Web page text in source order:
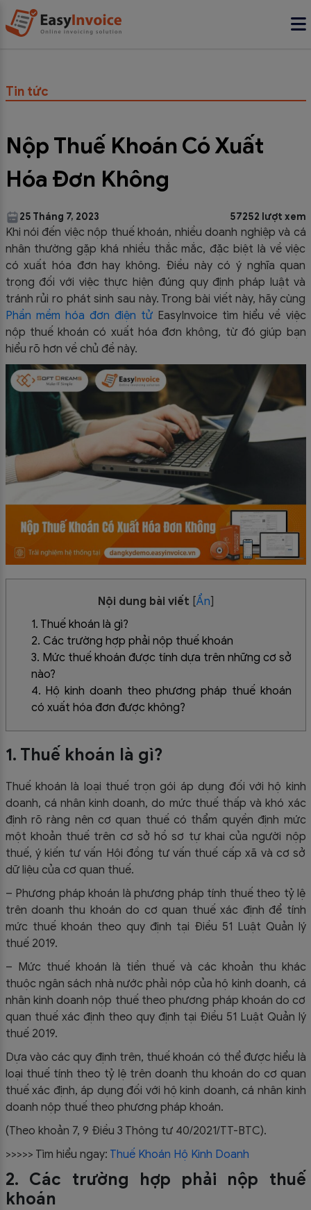
Tin tức
Nộp Thuế Khoán Có Xuất
Hóa Đơn Không
25 Tháng 7, 2023 57252 lượt xem
Khi nói đến việc nộp thuế khoán, nhiều doanh nghiệp và cá
nhân thường gặp khá nhiều thắc mắc, đặc biệt là về việc
có xuất hóa đơn hay không. Điều này có ý nghĩa quan
trọng đối với việc thực hiện đúng quy định pháp luật và
tránh rủi ro phát sinh sau này. Trong bài viết này, hãy cùng
Phần mềm hóa đơn điện tử EasyInvoice tìm hiểu về việc
nộp thuế khoán có xuất hóa đơn không, từ đó giúp bạn
hiểu rõ hơn về chủ đề này.
Nội dung bài viết [Ẩn]
1. Thuế khoán là gì?
2. Các trường hợp phải nộp thuế khoán
3. Mức thuế khoán được tính dựa trên những cơ sở
nào?
4. Hộ kinh doanh theo phương pháp thuế khoán
có xuất hóa đơn được không?
1. Thuế khoán là gì?
Thuế khoán là loại thuế trọn gói áp dụng đối với hộ kinh
doanh, cá nhân kinh doanh, do mức thuế thấp và khó xác
định rõ ràng nên cơ quan thuế có thẩm quyền định mức
một khoản thuế trên cơ sở hồ sơ tự khai của người nộp
thuế, ý kiến tư vấn Hội đồng tư vấn thuế cấp xã và cơ sở
dữ liệu của cơ quan thuế.
– Phương pháp khoán là phương pháp tính thuế theo tỷ lệ
trên doanh thu khoán do cơ quan thuế xác định để tính
mức thuế khoán theo quy định tại Điều 51 Luật Quản lý
thuế 2019.
– Mức thuế khoán là tiền thuế và các khoản thu khác
thuộc ngân sách nhà nước phải nộp của hộ kinh doanh, cá
nhân kinh doanh nộp thuế theo phương pháp khoán do cơ
quan thuế xác định theo quy định tại Điều 51 Luật Quản lý
thuế 2019.
Dựa vào các quy định trên, thuế khoán có thể được hiểu là
loại thuế tính theo tỷ lệ trên doanh thu khoán do cơ quan
thuế xác định, áp dụng đối với hộ kinh doanh, cá nhân kinh
doanh nộp thuế theo phương pháp khoán.
(Theo khoản 7, 9 Điều 3 Thông tư 40/2021/TT-BTC).
>>>>> Tìm hiểu ngay: Thuế Khoán Hộ Kinh Doanh
2. Các trường hợp phải nộp thuế
khoán